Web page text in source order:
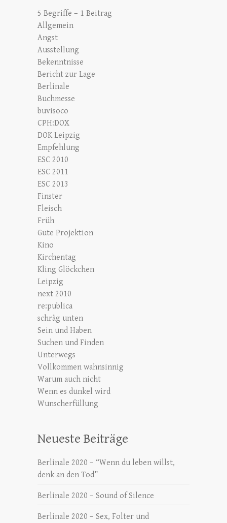
5 Begriffe – 1 Beitrag
Allgemein
Angst
Ausstellung
Bekenntnisse
Bericht zur Lage
Berlinale
Buchmesse
buvisoco
CPH:DOX
DOK Leipzig
Empfehlung
ESC 2010
ESC 2011
ESC 2013
Finster
Fleisch
Früh
Gute Projektion
Kino
Kirchentag
Kling Glöckchen
Leipzig
next 2010
re:publica
schräg unten
Sein und Haben
Suchen und Finden
Unterwegs
Vollkommen wahnsinnig
Warum auch nicht
Wenn es dunkel wird
Wunscherfüllung
Neueste Beiträge
Berlinale 2020 – “Wenn du leben willst,
denk an den Tod”
Berlinale 2020 – Sound of Silence
Berlinale 2020 – Sex, Folter und